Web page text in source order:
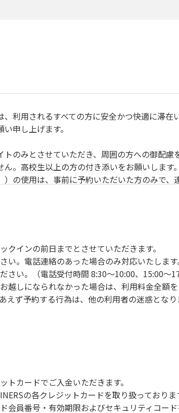
利用されるすべての方に安全かつ快適に滞在
申し上げます。
のみとさせていただき、周囲の方への御配慮
。高校生以上の方の付き添いをお願いします。
の使用は、事前に予約いただいた方のみで
駐車場にとめてください。
帰り使用の場合は午後5時まで）です。チェ
。午前8時30分から午前10時までの間にゴミ
をお願いします。
焚き火、キャンプファイヤー、打ち上げ式花火
流で雨が降ると短時間で増水し、川原で遊ん
。
降らなくても、上流で雨が降り急に増水する
インの前日までとさせていただきます。
。電話連絡のあった場合のみ対応いたします
い。（電話受付時間 8:30～10:00、15:00～
越しになられなかった場合は、利用料金全額
えず予約する行為は、他の利用者の迷惑とな
トカードでご入金いただきます。
の各クレジットカードを取り扱っておりま
員番号・有効期限およびセキュリティコード